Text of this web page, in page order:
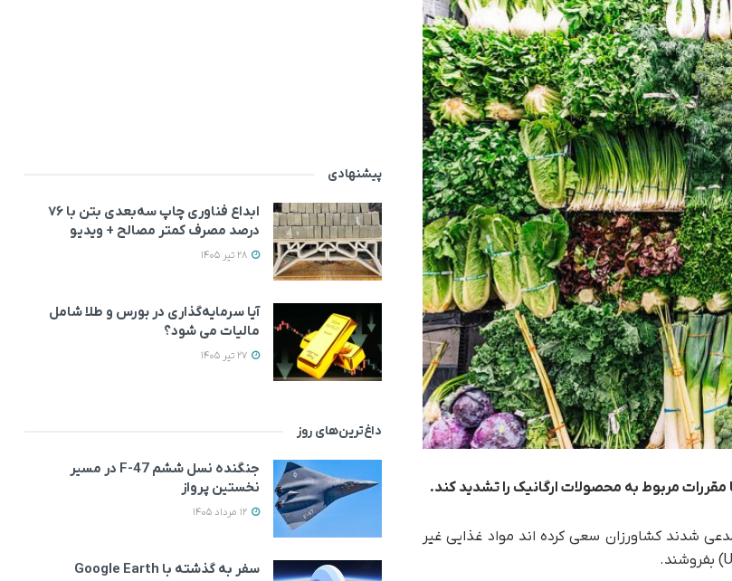
مقررات مربوط به محصولات ارگانیک را تشدید کند.
شدند کشاورزان سعی کرده اند مواد غذایی غیر
پیشنهادی
ابداع فناوری چاپ سه‌بعدی بتن با ۷۶
درصد مصرف کمتر مصالح + ویدیو
آیا سرمایه‌گذاری در بورس و طلا شامل
مالیات می شود؟
داغ‌ترین‌های روز
جنگنده نسل ششم F-47 در مسیر
نخستین پرواز
سفر به گذشته با Google Earth